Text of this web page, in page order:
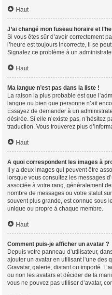
Haut
J’ai changé mon fuseau horaire et
Si vous êtes sûr d’avoir correctement
l’heure est toujours incorrecte, il se
Signalez ce problème à un
Haut
Ma langue n’est pas dans la liste !
La raison la plus probable est que
langue ou bien que personne n’ait
Essayez de demander à un
désirée. Si elle n’existe pas, n’hésitez
traduction. Vous trouverez plus
Haut
A quoi correspondent les images à
Il y a deux images qui peuvent être
lorsque vous consultez les messages
associée à votre rang, généralement
nombre de messages ou votre statut
souvent plus grande, est connue sous
unique ou propre à chaque membre.
Haut
Comment puis-je afficher un avatar ?
Depuis votre panneau d’utilisateur,
ajouter un avatar en utilisant l’une des
Gravatar, galerie, distant ou importé.
ou non les avatars et décider de la
vous ne pouvez pas utiliser d’avatar,